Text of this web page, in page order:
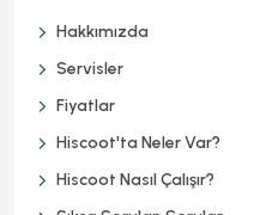
Hakkımızda
Servisler
Fiyatlar
Hiscoot'ta Neler Var?
Hiscoot Nasıl Çalışır?